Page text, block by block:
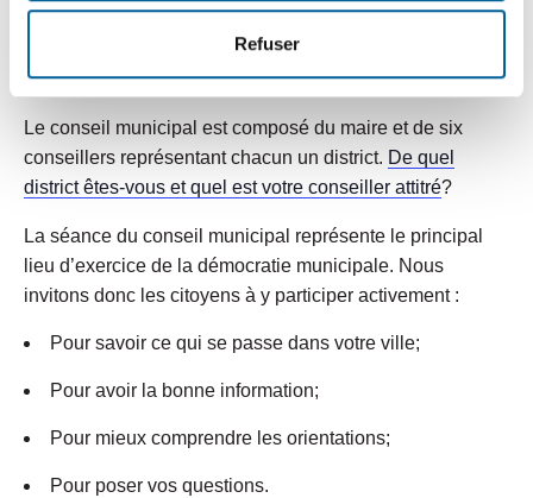
Refuser
À propos des séances du conseil
municipal
Le conseil municipal est composé du maire et de six
conseillers représentant chacun un district. De quel
district êtes-vous et quel est votre conseiller attitré?
La séance du conseil municipal représente le principal
lieu d’exercice de la démocratie municipale. Nous
invitons donc les citoyens à y participer activement :
Pour savoir ce qui se passe dans votre ville;
Pour avoir la bonne information;
Pour mieux comprendre les orientations;
Pour poser vos questions.